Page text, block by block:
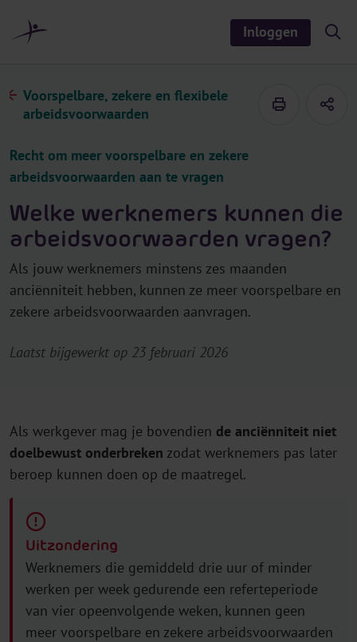
Inloggen
S
i
h
Voorspelbare, zekere en flexibele
arbeidsvoorwaarden
Recht om meer voorspelbare en zekere
arbeidsvoorwaarden aan te vragen
Welke werknemers kunnen die
arbeidsvoorwaarden vragen?
Als jouw werknemers minstens zes maanden
anciënniteit hebben, kunnen ze meer voorspelbare en
zekere arbeidsvoorwaarden aanvragen.
Laatst bijgewerkt op 23 februari 2026
Als werkgever mag je bovendien de anciënniteit niet
doelbewust onderbreken zodat werknemers pas later
beroep kunnen doen op de maatregel.
Uitzondering
Werknemers die gemiddeld drie uur of minder
werken per week gedurende een referteperiode
van vier opeenvolgende weken, kunnen geen
meer voorspelbare en zekere arbeidsvoorwaarden